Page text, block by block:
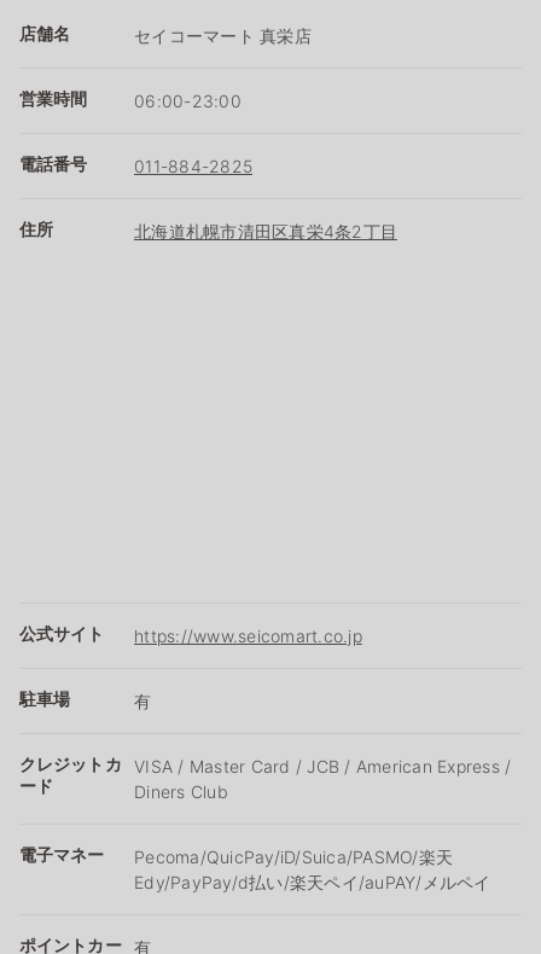
店舗名 セイコーマート 真栄店
営業時間 06:00-23:00
電話番号 011-884-2825
住所 北海道札幌市清田区真栄4条2丁目
公式サイト https://www.seicomart.co.jp
駐車場 有
クレジットカ
ード
VISA / Master Card / JCB / American Express /
Diners Club
電子マネー
Pecoma/QuicPay/iD/Suica/PASMO/楽天
Edy/PayPay/d払い/楽天ペイ/auPAY/メルペイ
ポイントカー
有